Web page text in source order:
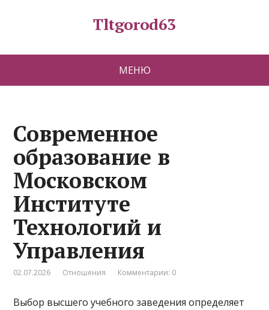
Tltgorod63
МЕНЮ
Современное
образование в
Московском
Институте
Технологий и
Управления
02.07.2026 Отношения Комментарии: 0
Выбор высшего учебного заведения определяет